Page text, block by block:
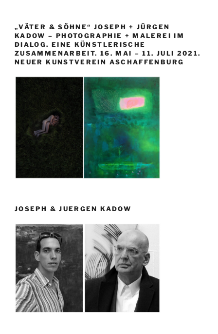
„VÄTER & SÖHNE“ JOSEPH + JÜRGEN
KADOW – PHOTOGRAPHIE + MALEREI IM
DIALOG. EINE KÜNSTLERISCHE
ZUSAMMENARBEIT. 16. MAI – 11. JULI 2021.
NEUER KUNSTVEREIN ASCHAFFENBURG
JOSEPH & JUERGEN KADOW